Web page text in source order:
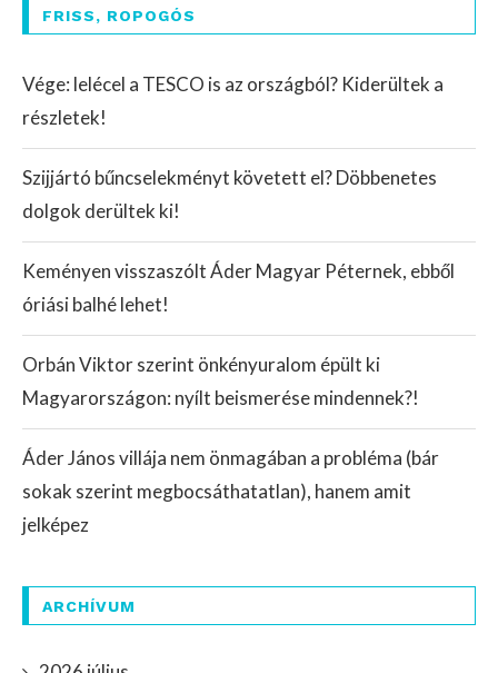
FRISS, ROPOGÓS
Vége: lelécel a TESCO is az országból? Kiderültek a
részletek!
Szijjártó bűncselekményt követett el? Döbbenetes
dolgok derültek ki!
Keményen visszaszólt Áder Magyar Péternek, ebből
óriási balhé lehet!
Orbán Viktor szerint önkényuralom épült ki
Magyarországon: nyílt beismerése mindennek?!
Áder János villája nem önmagában a probléma (bár
sokak szerint megbocsáthatatlan), hanem amit
jelképez
ARCHÍVUM